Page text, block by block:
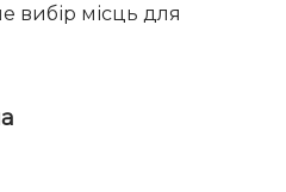
вибір місць для